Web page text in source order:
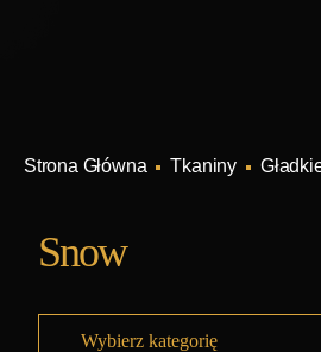
Tkaniny
Snow
Wybierz kategorię